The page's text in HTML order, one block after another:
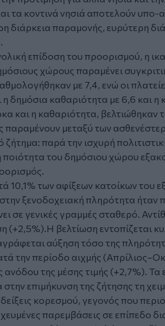
τα κοντινά νησιά αποτελούν υπο-
διάρκεια παραμονής, ευρύτερη
επίδοση του προορισμού, η
χώρους παραμένει
με 7,4, ενώ οι
η δημόσια καθαριότητα με 6,6 και
και η καθαριότητα,
παραμένουν μεταξύ των
ζήτημα: παρά την ισχυρή
ποιότητα του δημόσιου χώρου
10,1% των αφίξεων κατοίκων του
ξενοδοχειακή πληρότητα ήταν
σε γενικές γραμμές σταθερό.
(+2,5%).Η βελτίωση εντοπίζεται
αύξηση τόσο της
την περίοδο αιχμής
ανόδου της μέσης τιμής (+2,7%).
επιμήκυνση της ζήτησης τη
κορεσμού, γεγονός που
παρεμβάσεις σε επίπεδο